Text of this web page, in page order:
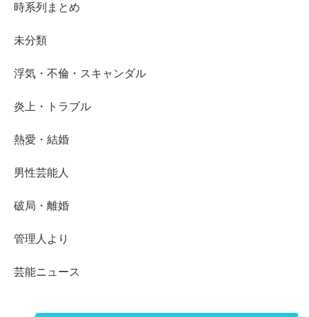
時系列まとめ
未分類
浮気・不倫・スキャンダル
炎上・トラブル
熱愛・結婚
男性芸能人
破局・離婚
管理人より
芸能ニュース